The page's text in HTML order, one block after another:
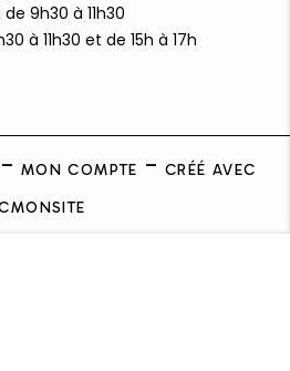
9h30 à 11h30
0 à 11h30 et de 15h à 17h
MON COMPTE
CRÉÉ AVEC